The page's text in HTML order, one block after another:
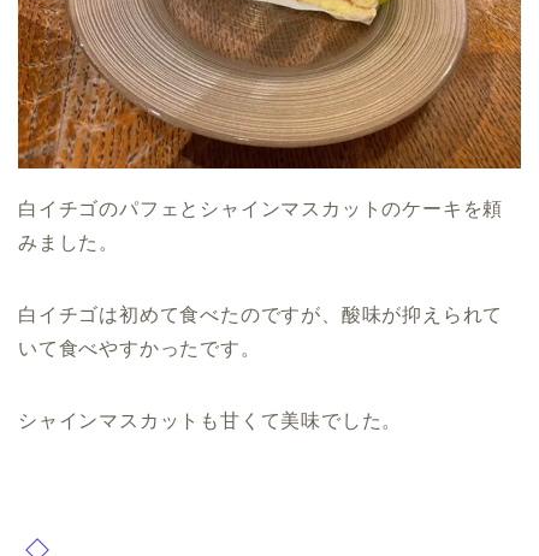
白イチゴのパフェとシャインマスカットのケーキを頼
みました。
白イチゴは初めて食べたのですが、酸味が抑えられて
いて食べやすかったです。
シャインマスカットも甘くて美味でした。